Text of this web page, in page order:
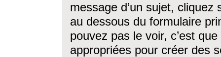
message d’un sujet, cliquez
au dessous du formulaire
pouvez pas le voir, c’est
appropriées pour créer des